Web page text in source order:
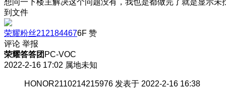
到文件
荣耀粉丝2121844676F 赞
评论 举报
荣耀答答团 PC-VOC
2022-2-16 17:02 属地未知
HONOR2110214215976 发表于 2022-2-16 16:38